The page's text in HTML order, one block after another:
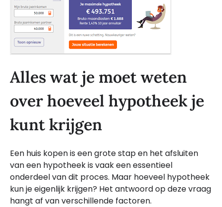
Alles wat je moet weten
over hoeveel hypotheek je
kunt krijgen
Een huis kopen is een grote stap en het afsluiten
van een hypotheek is vaak een essentieel
onderdeel van dit proces. Maar hoeveel hypotheek
kun je eigenlijk krijgen? Het antwoord op deze vraag
hangt af van verschillende factoren.